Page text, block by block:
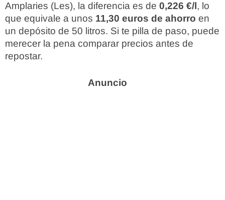
Amplaries (Les), la diferencia es de 0,226 €/l, lo
que equivale a unos 11,30 euros de ahorro en
un depósito de 50 litros. Si te pilla de paso, puede
merecer la pena comparar precios antes de
repostar.